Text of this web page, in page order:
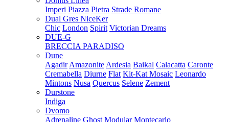
Imperi Piazza Pietra Strade Romane
Dual Gres NiceKer
Chic London Spirit Victorian Dreams
DUE-G
BRECCIA PARADISO
Dune
Agadir Amazonite Ardesia Baikal Calacatta Caronte
Cremabella Diurne Flat Kit-Kat Mosaic Leonardo
Mintons Nusa Quercus Selene Zement
Durstone
Indiga
Dvomo
Adrenaline Ghost Modular Montecarlo